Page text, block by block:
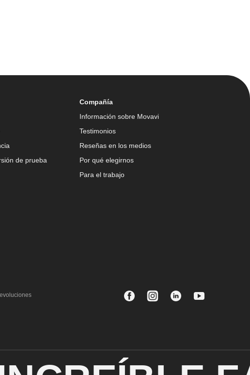
de prueba
Información sobre Movavi
Testimonios
Reseñas en los medios
Por qué elegirnos
Para el trabajo
Compañía